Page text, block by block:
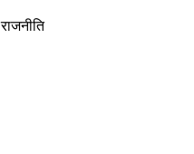
राजनीति